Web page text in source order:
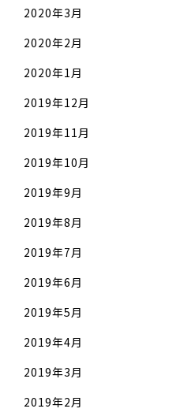
2020年3月
2020年2月
2020年1月
2019年12月
2019年11月
2019年10月
2019年9月
2019年8月
2019年7月
2019年6月
2019年5月
2019年4月
2019年3月
2019年2月